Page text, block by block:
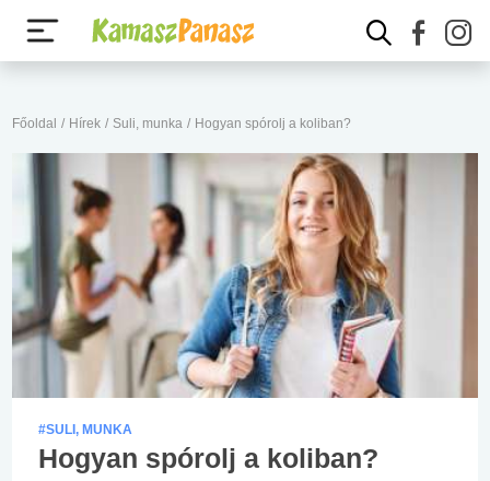
Főoldal / Hírek / Suli, munka / Hogyan spórolj a koliban?
#SULI, MUNKA
Hogyan spórolj a koliban?